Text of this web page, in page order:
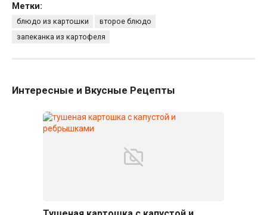
Метки:
блюдо из картошки
второе блюдо
запеканка из картофеля
Интересные и Вкусные Рецепты